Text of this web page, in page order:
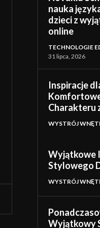
nauka
dzieci z
online
TECHNOLOGIE
31 lipca, 2026
Inspiracje
Charakteru
WYSTRÓJ
Wyjątkowe
Stylowego
WYSTRÓJ
Wyjątkowy